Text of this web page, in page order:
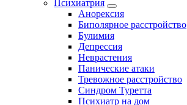
Психиатрия
Анорексия
Биполярное расстройство
Булимия
Депрессия
Неврастения
Панические атаки
Тревожное расстройство
Синдром Туретта
Психиатр на дом